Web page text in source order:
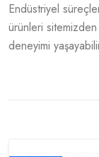
Endüstriyel
ürünleri
deneyimi